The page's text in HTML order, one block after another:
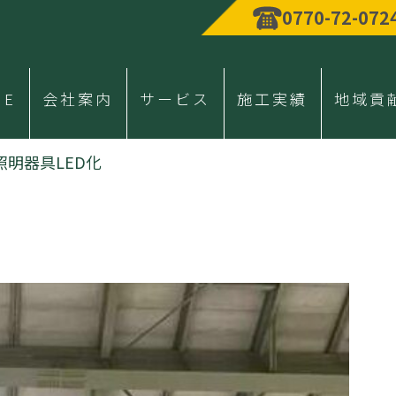
0770-72-
会社案内 サービス 施工実績 地域貢
器具LED化